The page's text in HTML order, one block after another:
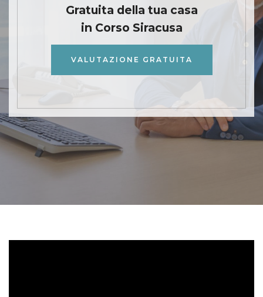
Gratuita della tua casa
in Corso Siracusa
VALUTAZIONE GRATUITA